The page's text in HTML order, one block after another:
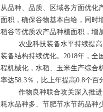
从品种、品质、区域各方面优化
面积，确保谷物基本自给，同时
稻谷等优质农产品种植面积，增
农业科技装备水平持续提高。
装备结构持续优化。2018年，全
程机械化，水稻、玉米生产综合
率达58.3％，比上年提高0.8个百
作物良种联合攻关深入推进。
耗水品种多、节肥节水节药品种